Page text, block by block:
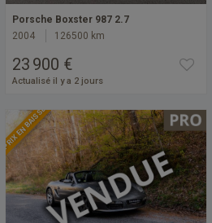
Porsche Boxster 987 2.7
2004
126500 km
23 900 €
Actualisé il y a 2 jours
PRIX EN BAISSE